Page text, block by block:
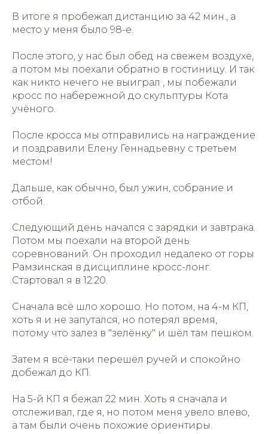
В итоге я пробежал дистанцию за 42 мин., а
место у меня было 98-е.
После этого, у нас был обед на свежем воздухе,
а потом мы поехали обратно в гостиницу. И так
как никто нечего не выиграл , мы побежали
кросс по набережной до скульптуры Кота
учëного.
После кросса мы отправились на награждение
и поздравили Елену Геннадьевну с третьем
местом!
Дальше, как обычно, был ужин, собрание и
отбой.
Следующий день начался с зарядки и завтрака.
Потом мы поехали на второй день
соревнований. Он проходил недалеко от горы
Рамзинская в дисциплине кросс-лонг.
Стартовал я в 12:20.
Сначала всё шло хорошо. Но потом, на 4-м КП,
хоть я и не запутался, но потерял время,
потому что залез в "зелёнку" и шёл там пешком.
Затем я всё-таки перешёл ручей и спокойно
добежал до КП.
На 5-й КП я бежал 22 мин. Хоть я сначала и
отслеживал, где я, но потом меня увело влево,
а там были очень похожие ориентиры.